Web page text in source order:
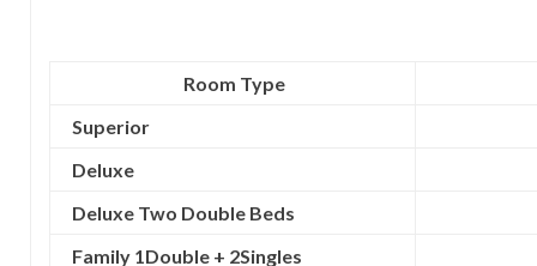
Room Type
Superior
Deluxe
Deluxe Two Double Beds
Family 1Double + 2Singles